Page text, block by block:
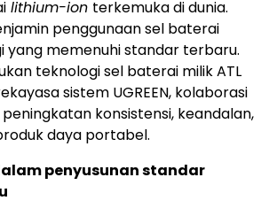
lithium-ion terkemuka di dunia.
penggunaan sel baterai
yang memenuhi standar terbaru.
teknologi sel baterai milik ATL
sistem UGREEN, kolaborasi
konsistensi, keandalan,
daya portabel.
penyusunan standar